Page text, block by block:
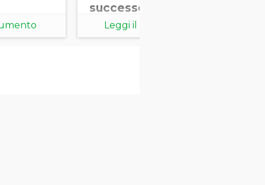
successo
Leggi il documento